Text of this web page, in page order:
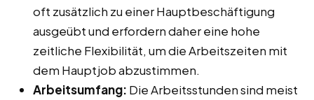
oft zusätzlich zu einer Hauptbeschäftigung
ausgeübt und erfordern daher eine hohe
zeitliche Flexibilität, um die Arbeitszeiten mit
dem Hauptjob abzustimmen.
Arbeitsumfang: Die Arbeitsstunden sind meist